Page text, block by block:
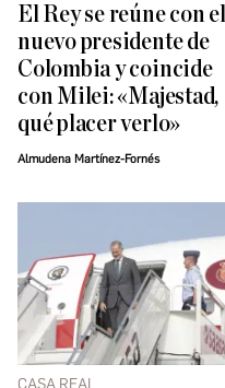
El Rey se reúne con el
nuevo presidente de
Colombia y coincide
con Milei: «Majestad,
qué placer verlo»
Almudena Martínez-Fornés
CASA REAL